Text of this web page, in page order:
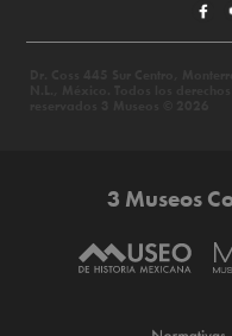
3 Museos